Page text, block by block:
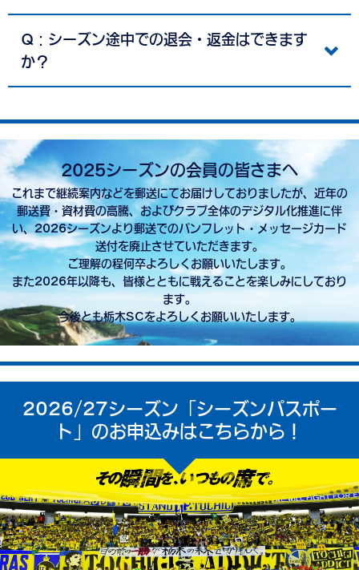
Q：シーズン途中での退会・返金はできます
か？
2025シーズンの会員の皆さまへ
これまで継続案内などを郵送にてお届けしておりましたが、近年の
郵送費・資材費の高騰、およびクラブ全体のデジタル化推進に伴
い、2026シーズンより郵送でのパンフレット・メッセージカード
送付を廃止させていただきます。
ご理解の程何卒よろしくお願いいたします。
また2026年以降も、皆様とともに戦えることを楽しみにしており
ます。
今後とも栃木SCをよろしくお願いいたします。
2026/27シーズン「シーズンパスポー
ト」のお申込みはこちらから！